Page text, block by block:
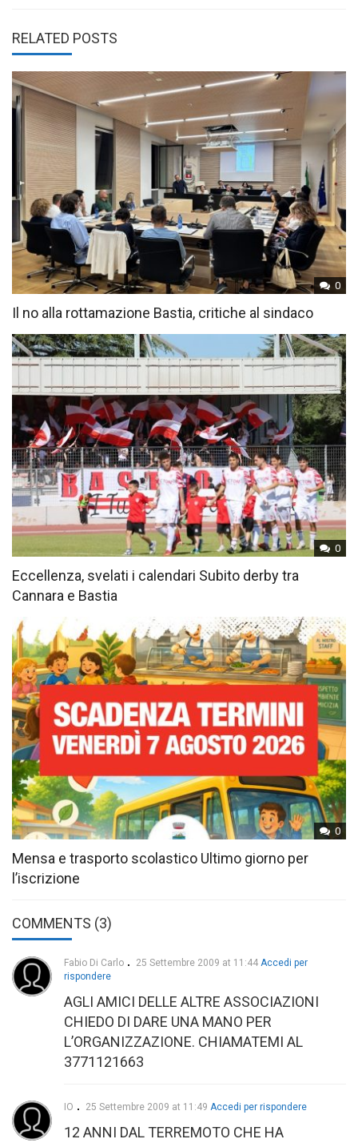
RELATED POSTS
0
Il no alla rottamazione Bastia, critiche al sindaco
0
Eccellenza, svelati i calendari Subito derby tra
Cannara e Bastia
0
Mensa e trasporto scolastico Ultimo giorno per
l’iscrizione
COMMENTS (3)
Fabio Di Carlo 25 Settembre 2009 at 11:44 Accedi per
rispondere
AGLI AMICI DELLE ALTRE ASSOCIAZIONI
CHIEDO DI DARE UNA MANO PER
L’ORGANIZZAZIONE. CHIAMATEMI AL
3771121663
IO 25 Settembre 2009 at 11:49 Accedi per rispondere
12 ANNI DAL TERREMOTO CHE HA